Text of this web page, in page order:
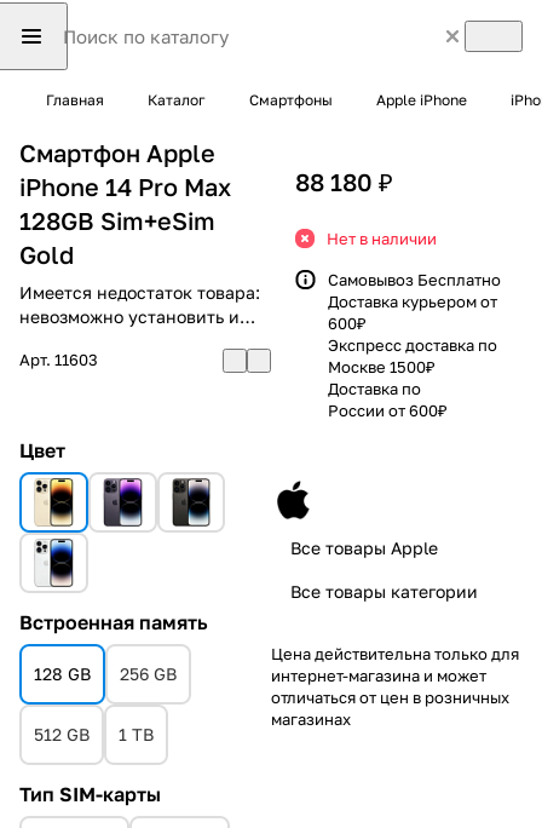
Главная Каталог Смартфоны Apple iPhone
Смартфон Apple
iPhone 14 Pro Max
128GB Sim+eSim
Gold
Имеется недостаток товара:
невозможно установить и
Арт. 11603
Цвет
Встроенная память
128 GB 256 GB
512 GB 1 TB
Тип SIM-карты
88 180 ₽
Нет в наличии
Самовывоз Бесплатно
Доставка курьером от
600₽
Экспресс доставка по
Москве 1500₽
Доставка по
России от 600₽
Все товары Apple
Все товары категории
Цена действительна только для
интернет-магазина и может
отличаться от цен в розничных
магазинах